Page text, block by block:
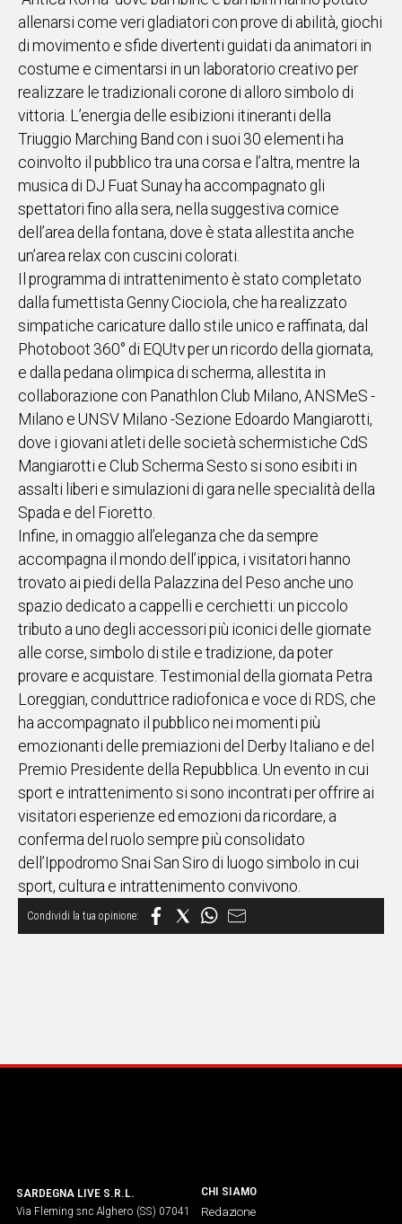
allenarsi come veri gladiatori con prove di abilità, giochi
di movimento e sfide divertenti guidati da animatori in
costume e cimentarsi in un laboratorio creativo per
realizzare le tradizionali corone di alloro simbolo di
vittoria. L’energia delle esibizioni itineranti della
Triuggio Marching Band con i suoi 30 elementi ha
coinvolto il pubblico tra una corsa e l’altra, mentre la
musica di DJ Fuat Sunay ha accompagnato gli
spettatori fino alla sera, nella suggestiva cornice
dell’area della fontana, dove è stata allestita anche
un’area relax con cuscini colorati.
Il programma di intrattenimento è stato completato
dalla fumettista Genny Ciociola, che ha realizzato
simpatiche caricature dallo stile unico e raffinata, dal
Photoboot 360° di EQUtv per un ricordo della giornata,
e dalla pedana olimpica di scherma, allestita in
collaborazione con Panathlon Club Milano, ANSMeS -
Milano e UNSV Milano -Sezione Edoardo Mangiarotti,
dove i giovani atleti delle società schermistiche CdS
Mangiarotti e Club Scherma Sesto si sono esibiti in
assalti liberi e simulazioni di gara nelle specialità della
Spada e del Fioretto.
Infine, in omaggio all’eleganza che da sempre
accompagna il mondo dell’ippica, i visitatori hanno
trovato ai piedi della Palazzina del Peso anche uno
spazio dedicato a cappelli e cerchietti: un piccolo
tributo a uno degli accessori più iconici delle giornate
alle corse, simbolo di stile e tradizione, da poter
provare e acquistare. Testimonial della giornata Petra
Loreggian, conduttrice radiofonica e voce di RDS, che
ha accompagnato il pubblico nei momenti più
emozionanti delle premiazioni del Derby Italiano e del
Premio Presidente della Repubblica. Un evento in cui
sport e intrattenimento si sono incontrati per offrire ai
visitatori esperienze ed emozioni da ricordare, a
conferma del ruolo sempre più consolidato
dell’Ippodromo Snai San Siro di luogo simbolo in cui
sport, cultura e intrattenimento convivono.
SARDEGNA LIVE S.R.L.
Via Fleming snc Alghero (SS) 07041
CHI SIAMO
Redazione